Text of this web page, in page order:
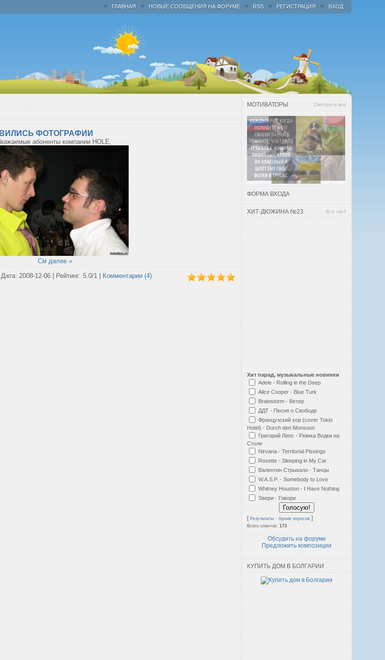
ВХОД
РЕГИСТРАЦИЯ
RSS
НОВЫЕ СООБЩЕНИЯ НА ФОРУМЕ
ГЛАВНАЯ
ФОТОГРАФИИ
абоненты компании HOLE,
См далее »
2008-12-06 | Рейтинг: 5.0/1 | Комментарии (4)
МОТИВАТОРЫ Смотреть все
ФОРМА ВХОДА
ХИТ-ДЮЖИНА №23 Все mp3
Хит парад, музыкальные новинки
Adele - Rolling in the Deep
Alice Cooper - Blue Turk
Brainstorm - Ветер
ДДТ - Песня о Свободе
Французский хор (cover Tokio
Hotel) - Durch den Monsoon
Григорий Лепс - Рюмка Водки на
Столе
Nirvana - Territorial Pissings
Roxette - Sleeping in My Car
Валентин Стрыкало - Танцы
W.A.S.P. - Somebody to Love
Whitney Houston - I Have Nothing
Звери - Говори
[Результаты ·Архив опросов ]
Всего ответов:173
Обсудить на форуме
Предложить композиции
КУПИТЬ ДОМ В БОЛГАРИИ